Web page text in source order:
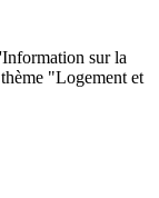
sur la
"Logement et